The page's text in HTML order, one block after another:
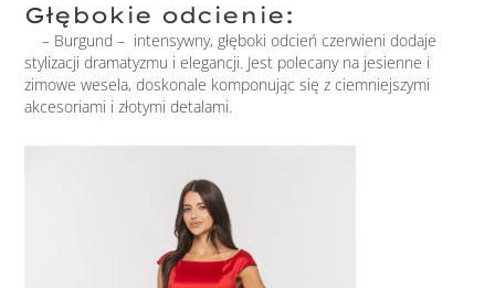
Głębokie odcienie:
– Burgund – intensywny, głęboki odcień czerwieni dodaje
stylizacji dramatyzmu i elegancji. Jest polecany na jesienne i
zimowe wesela, doskonale komponując się z ciemniejszymi
akcesoriami i złotymi detalami.